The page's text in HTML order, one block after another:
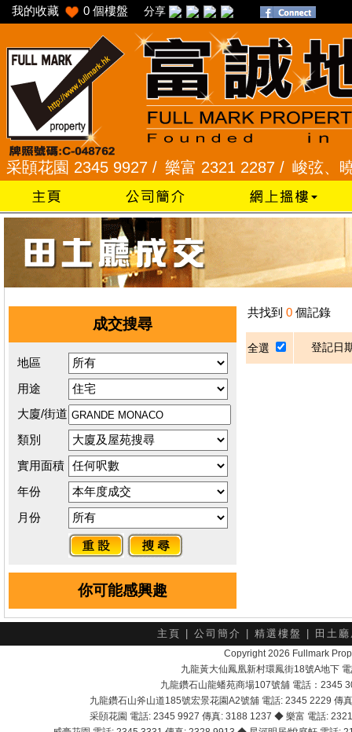
我的收藏 0 個樓盤 分享
花園 2345 9927 / 樂富 2321 2287 /峻弦、曉
成交搜尋
地區
用途
大廈/街道
類別
實用面積
年份
月份
你可能感興趣
共找到 0 個記錄
全選 登記日
主頁 公司簡介 精選樓盤 田土
Copyright 2026 Fullmark
九龍黃大仙鳳凰新村環鳳街18號A地下
九龍鑽石山龍蟠苑商場107號舖 電話：2345
九龍鑽石山斧山道185號宏景花園A2號舖 電話: 2345 2229
采頣花園 電話: 2345 9927 傳真: 3188 1237 ◆ 樂富 電話: